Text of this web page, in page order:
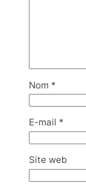
Nom *
E-mail *
Site web